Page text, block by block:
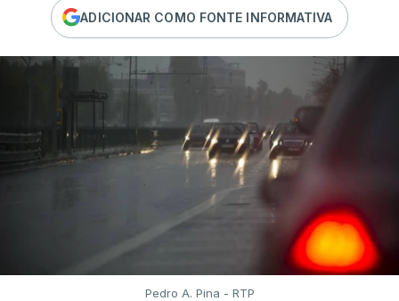
ADICIONAR COMO FONTE INFORMATIVA
Pedro A. Pina - RTP